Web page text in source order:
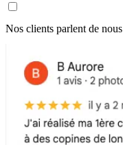
Nos clients parlent de nous